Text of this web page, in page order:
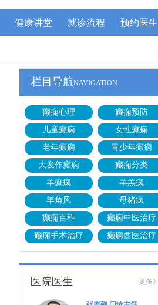
健康讲堂 就诊流程 预约医生
栏目导航NAVIGATION
癫痫心理
癫痫预防
儿童癫痫
女性癫痫
老年癫痫
青少年癫痫
大发作癫痫
癫痫分类
羊癫疯
羊羔疯
羊角风
母猪疯
癫痫百科
癫痫中医治疗
癫痫手术治疗
癫痫西医治疗
医院医生 更多》